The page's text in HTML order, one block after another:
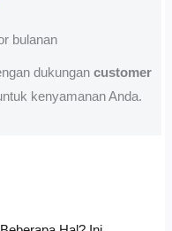
bulanan
dukungan customer
kenyamanan Anda.